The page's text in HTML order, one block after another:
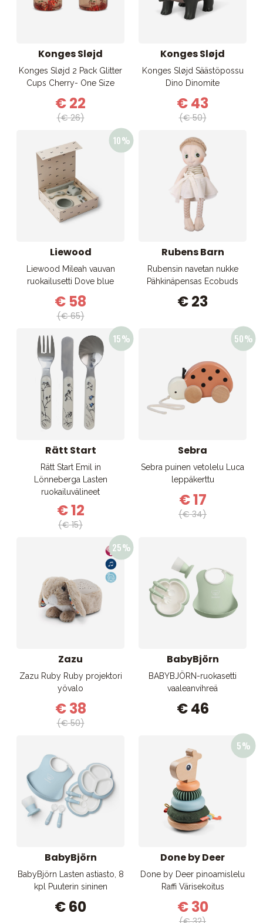
Konges Sløjd
Konges Sløjd 2 Pack Glitter
Cups Cherry- One Size
€ 22
(€ 26)
Konges Sløjd
Konges Sløjd Säästöpossu
Dino Dinomite
€ 43
(€ 50)
Liewood
Liewood Mileah vauvan
ruokailusetti Dove blue
€ 58
(€ 65)
Rubens Barn
Rubensin navetan nukke
Pähkinäpensas Ecobuds
€ 23
Rätt Start
Rätt Start Emil in
Lönneberga Lasten
ruokailuvälineet
€ 12
(€ 15)
Sebra
Sebra puinen vetolelu Luca
leppäkerttu
€ 17
(€ 34)
Zazu
Zazu Ruby Ruby projektori
yövalo
€ 38
(€ 50)
BabyBjörn
BABYBJÖRN-ruokasetti
vaaleanvihreä
€ 46
BabyBjörn
BabyBjörn Lasten astiasto, 8
kpl Puuterin sininen
€ 60
Done by Deer
Done by Deer pinoamislelu
Raffi Värisekoitus
€ 30